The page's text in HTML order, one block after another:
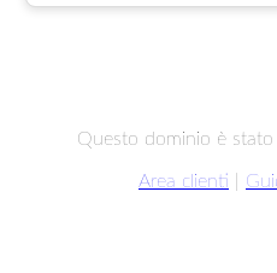
Questo dominio è
Area clienti